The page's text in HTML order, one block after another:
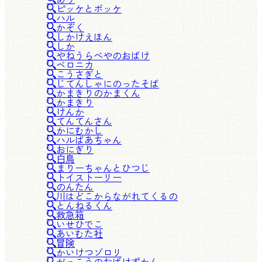
ピッケとポッケ
ハル
かぞく
しかけえほん
しか
やねうらべやのおばけ
ベロニカ
こうさぎと
じてんしゃにのったそば
かまきりのかまくん
かまきり
けんか
てんてんさん
かにむかし
ハルばあちゃん
おにぎり
白鳥
まりーちゃんとひつじ
トイストーリー
のんたん
川はどこからながれてくるの
とんねるくん
救急箱
いせひでこ
あいむた社
冒険
かいけつゾロリ